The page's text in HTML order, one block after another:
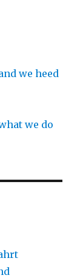
we heed
we do